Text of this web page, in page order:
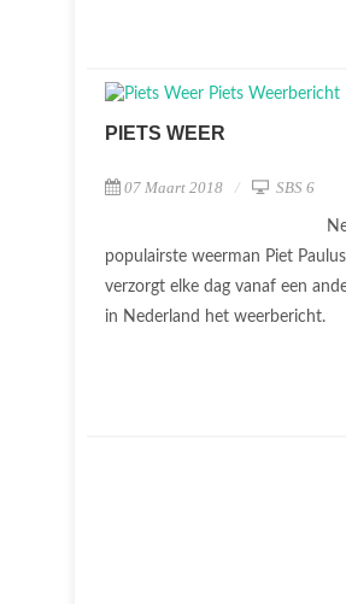
PIETS WEER
07 Maart 2018 SBS 6
populairste weerman Piet
verzorgt elke dag vanaf een
in Nederland het weerbericht.